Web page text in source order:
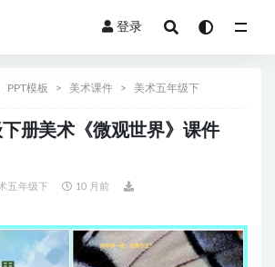
登录
PPT模板 美术课件 美术五年级下
册美术《微观世界》课件
五年级下 10 月前